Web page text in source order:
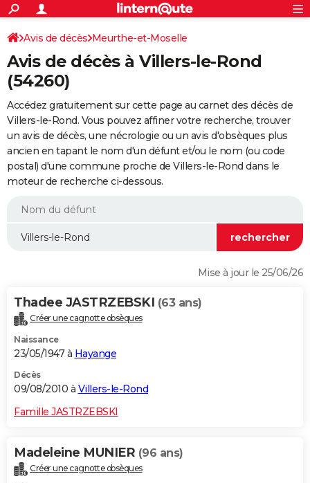
ACTUALITÉS
Politique
Société
Faits Divers
Education
Monde
Villes
+
SPORT
Coupe du monde 2026
Football
Tennis
Cyclisme
Rugby
Forum
FINANCE
Retraite
Impôts
Epargne
Immobilier
Risques naturels par ville
Banque
Assurance
Crédit
Essais
Réserver un essai
Citadines
Berlines
SUV
Forum auto
+
HIGH-TECH
Mobiles
Meilleur smartphone
Internet
Ordinateurs
Jeux vidéo
Guide high-tech
+BRICOLAGE
Forum
Aménagement intérieur
Extérieur
Cuisine
Salle de bains
Jardinage
Rangement
WEEK-END
Guides de France
Escapades
Patrimoine
Expositions
Musées
Week-end nature
LIFESTYLE
Alimentation
Guide de la santé
Maladies
Médicaments
Sommeil
VOYAGE
Destinations
City break
Voyage nature
Voyage de noces
Forum
Climat
+PHOTO
GUIDES D'ACHAT
BONS PLANS
CARTE DE VOEUX
Dictionnaire
Biographies
Citations
Expressions
Proverbes
PROGRAMME TV
S'inscrire
Connexion
Avis de décès Meurthe-et-Moselle
Avis de décès à Villers-le-Rond
(54260)
Accédez gratuitement sur cette page au carnet des décès de
Villers-le-Rond. Vous pouvez affiner votre recherche, trouver
un avis de décès, une nécrologie ou un avis d'obsèques plus
ancien en tapant le nom d'un défunt et/ou le nom (ou code
postal) d'une commune proche de Villers-le-Rond dans le
moteur de recherche ci-dessous.
Mise à jour le 25/06/26
Thadee JASTRZEBSKI (63 ans)
Créer une cagnotte obsèques
Naissance
23/05/1947 à Hayange
Décès
09/08/2010 à Villers-le-Rond
Famille JASTRZEBSKI
Madeleine MUNIER (96 ans)
Créer une cagnotte obsèques